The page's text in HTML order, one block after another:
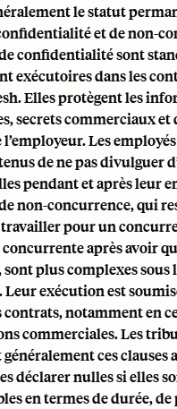
le statut
et de non-
confidentialité sont
exécutoires dans les
Elles protègent les
secrets commerciaux et
l’employeur. Les
de ne pas divulguer
pendant et après leur
non-concurrence, qui
pour un
après avoir
sont plus complexes sous
Leur exécution est
notamment en
commerciales. Les
ces clauses
déclarer nulles si elles
en termes de durée, de